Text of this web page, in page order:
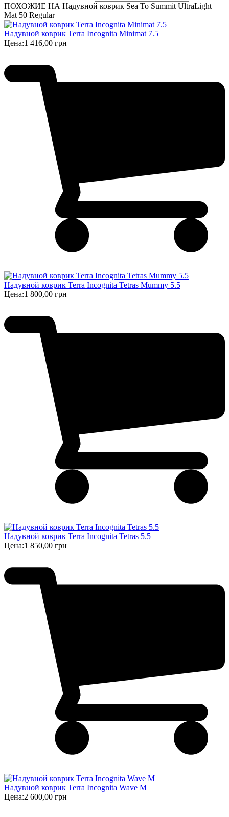
ПОХОЖИЕ НА Надувной коврик Sea To Summit UltraLight
Mat 50 Regular
Надувной коврик Terra Incognita Minimat 7.5
Цена:1 416,00 грн
Надувной коврик Terra Incognita Tetras Mummy 5.5
Цена:1 800,00 грн
Надувной коврик Terra Incognita Tetras 5.5
Цена:1 850,00 грн
Надувной коврик Terra Incognita Wave M
Цена:2 600,00 грн